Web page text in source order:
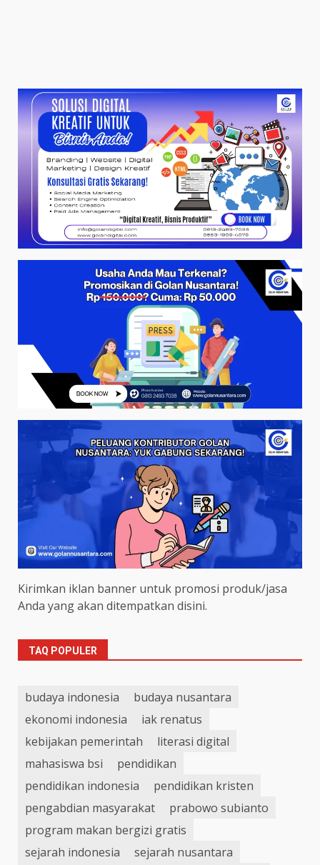
Kirimkan iklan banner untuk promosi produk/jasa
Anda yang akan ditempatkan disini.
TAQ POPULER
budaya indonesia
budaya nusantara
ekonomi indonesia
iak renatus
kebijakan pemerintah
literasi digital
mahasiswa bsi
pendidikan
pendidikan indonesia
pendidikan kristen
pengabdian masyarakat
prabowo subianto
program makan bergizi gratis
sejarah indonesia
sejarah nusantara